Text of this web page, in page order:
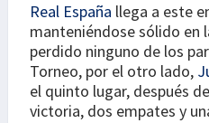
Real España llega a este
manteniéndose sólido en
perdido ninguno de los
Torneo, por el otro lado,
el quinto lugar, después
victoria, dos empates y